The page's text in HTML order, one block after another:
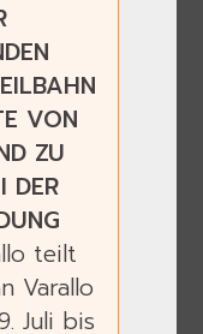
VON
ZU
DER
teilt
Varallo
Juli bis